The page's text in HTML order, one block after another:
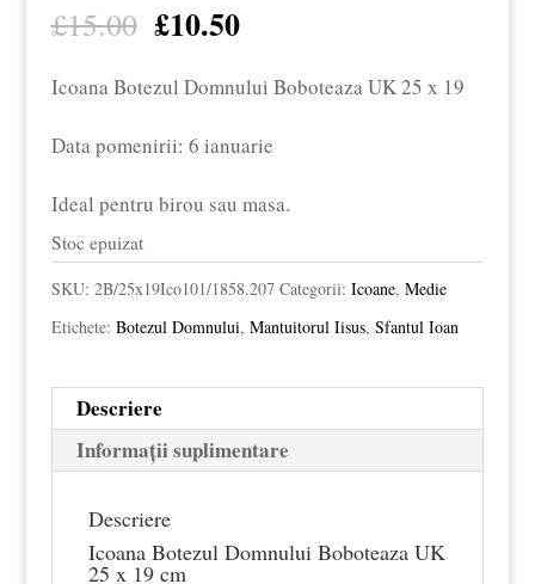
£15.00 Prețul
a
fost:
£10.50Prețul
este:
£10.50.
Icoana Botezul Domnului Boboteaza UK 25 x 19
Data pomenirii: 6 ianuarie
Ideal pentru birou sau masa.
Stoc epuizat
SKU: 2B/25x19Ico101/1858.207 Categorii: Icoane, Medie
Etichete: Botezul Domnului, Mantuitorul Iisus, Sfantul Ioan
Descriere
Informații suplimentare
Descriere
Icoana Botezul Domnului Boboteaza UK
25 x 19 cm